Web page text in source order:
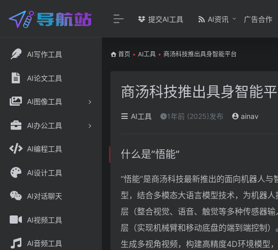
AI写作工具
AI论文工具
AI图像工具
AI办公工具
AI编程工具
AI设计工具
AI对话聊天
AI视频工具
AI音频工具
提交AI工具 AI资讯 广告合作
首页 • AI工具 • 商汤科技推出具身智能平台
商汤科技推出具身智能
AI工具 1年前 (2025)发布 ainav
什么是”悟能”
“悟能”是商汤科技最新推出的面向机器人
型，结合多模态大语言模型技术，为机器
层（整合视觉、语音、触觉等多种传感器
层（实现机械臂和移动底盘的端到端控制
生成多视角视频，构建高精度4D环境模型